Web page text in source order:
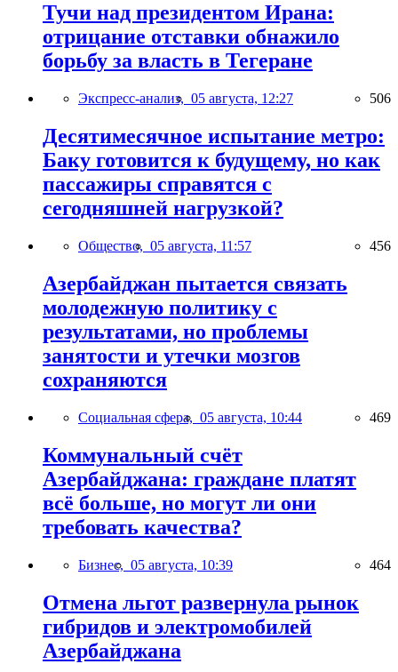
Тучи над президентом Ирана:
отрицание отставки обнажило
борьбу за власть в Тегеране
Экспресс-анализ, 05 августа, 12:27 506
Десятимесячное испытание метро:
Баку готовится к будущему, но как
пассажиры справятся с
сегодняшней нагрузкой?
Общество, 05 августа, 11:57 456
Азербайджан пытается связать
молодежную политику с
результатами, но проблемы
занятости и утечки мозгов
сохраняются
Социальная сфера, 05 августа, 10:44 469
Коммунальный счёт
Азербайджана: граждане платят
всё больше, но могут ли они
требовать качества?
Бизнес, 05 августа, 10:39 464
Отмена льгот развернула рынок
гибридов и электромобилей
Азербайджана